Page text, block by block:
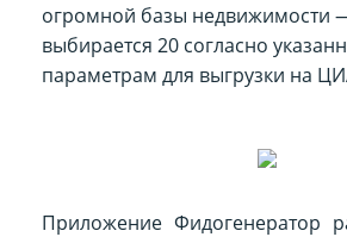
огромной базы недвижимости
выбирается 20 согласно
параметрам для выгрузки на
Приложение Фидогенератор